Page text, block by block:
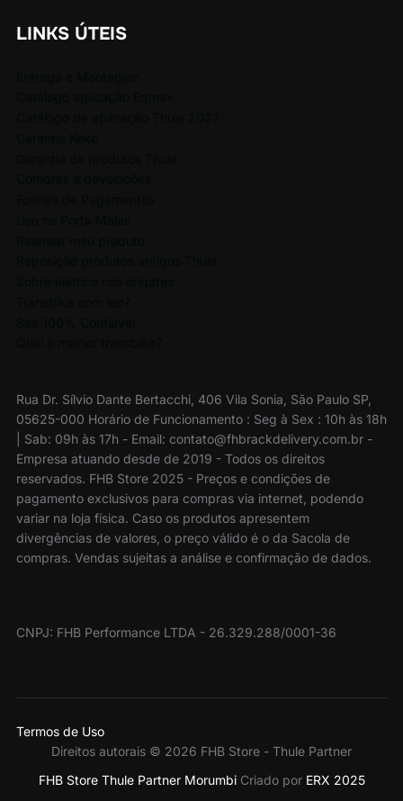
LINKS ÚTEIS
Rua Dr. Sílvio Dante Bertacchi, 406 Vila Sonia, São Paulo SP,
05625-000 Horário de Funcionamento : Seg à Sex : 10h às 18h
| Sab: 09h às 17h - Email: contato@fhbrackdelivery.com.br -
Empresa atuando desde de 2019 - Todos os direitos
reservados. FHB Store 2025 - Preços e condições de
pagamento exclusivos para compras via internet, podendo
variar na loja física. Caso os produtos apresentem
divergências de valores, o preço válido é o da Sacola de
compras. Vendas sujeitas a análise e confirmação de dados.
CNPJ: FHB Performance LTDA - 26.329.288/0001-36
Termos de Uso
Direitos autorais © 2026 FHB Store - Thule Partner
FHB Store Thule Partner MorumbiCriado por ERX 2025